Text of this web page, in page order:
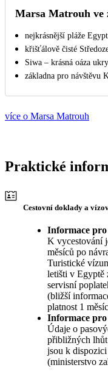
Marsa Matrouh ve
nejkrásnější pláže
křišťálově čisté
Siwa – krásná oáza
základna pro návštěvu
více o Marsa Matrouh
Praktické
Cestovní doklady a
Informace
K vycestování
měsíců po
Turistické
letišti v Egyptě
servisní
(bližší
platnost 1
Informace pro
Údaje o
přibližných
jsou k
(ministerstvo